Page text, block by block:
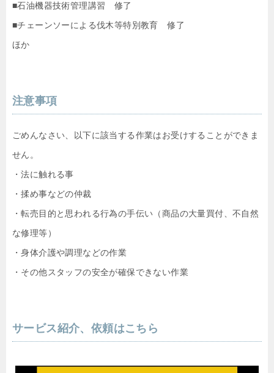
■石油機器技術管理講習 修了
■チェーンソーによる伐木等特別教育 修了
ほか
注意事項
ごめんなさい、以下に該当する作業はお受けすることができま
せん。
・法に触れる事
・揉め事などの仲裁
・転売目的と思われる行為の手伝い（商品の大量買付、不自然
な修理等）
・身体介護や調理などの作業
・その他スタッフの安全が確保できない作業
サービス紹介、依頼はこちら